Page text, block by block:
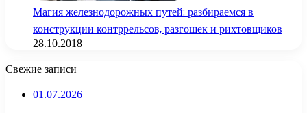
Магия железнодорожных путей: разбираемся в
конструкции контррельсов, разгошек и рихтовщиков
28.10.2018
Свежие записи
01.07.2026